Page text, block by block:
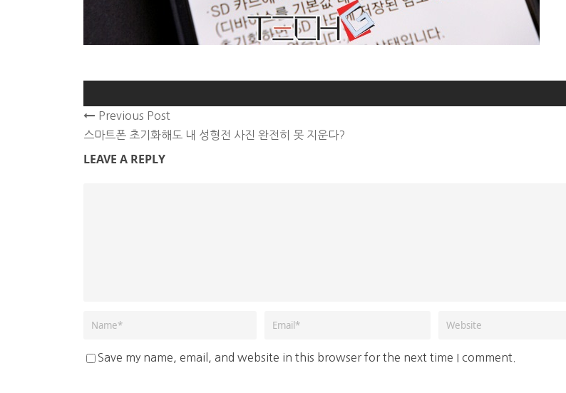
Previous Post
스마트폰 초기화해도 내 성형전 사진 완전히 못 지운다?
LEAVE A REPLY
Save my name, email, and website in this browser for the next time I comment.